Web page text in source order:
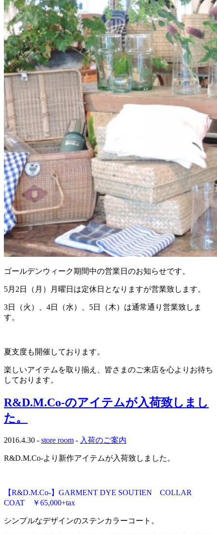
ゴールデンウィーク期間中の営業日のお知らせです。
5月2日（月）月曜日は定休日となりますが営業致します。
3日（火）、4日（水）、5日（木）は通常通り営業致しま
す。
夏支度も開催しております。
楽しいアイテムを取り揃え、皆さまのご来店を心よりお待ち
しております。
R&D.M.Co-のアイテムが入荷致しまし
た。
2016.4.30 - store room - 入荷のご案内
R&D.M.Co-より新作アイテムが入荷致しました。
【R&D.M.Co-】GARMENT DYE SOUTIEN COLLAR
COAT ￥65,000+tax
シンプルなデザインのステンカラーコート。